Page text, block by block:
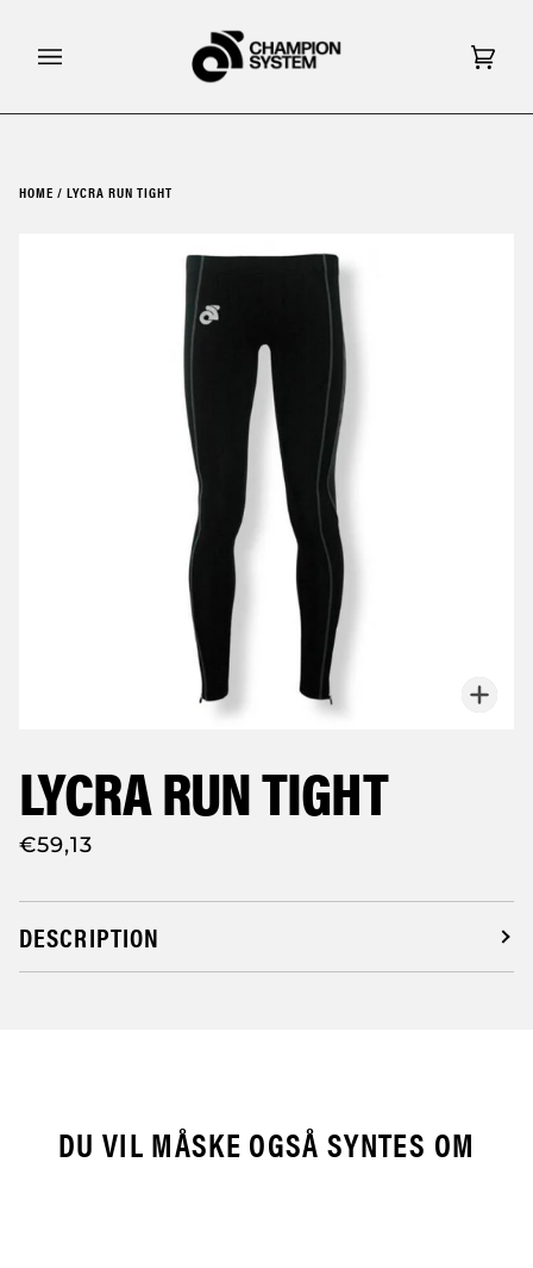
content
Cart
HOME / LYCRA RUN TIGHT
LYCRA RUN TIGHT
€59,13
DESCRIPTION
DU VIL MÅSKE OGSÅ SYNTES OM